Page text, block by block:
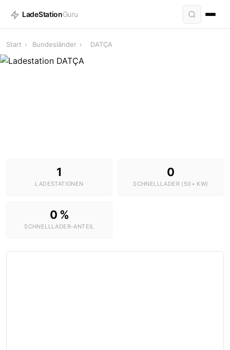
LadeStationGuru
Start › Bundesländer › DATÇA
1
LADESTATIONEN
0
SCHNELLLADER (50+ KW)
0 %
SCHNELLLADER-ANTEIL